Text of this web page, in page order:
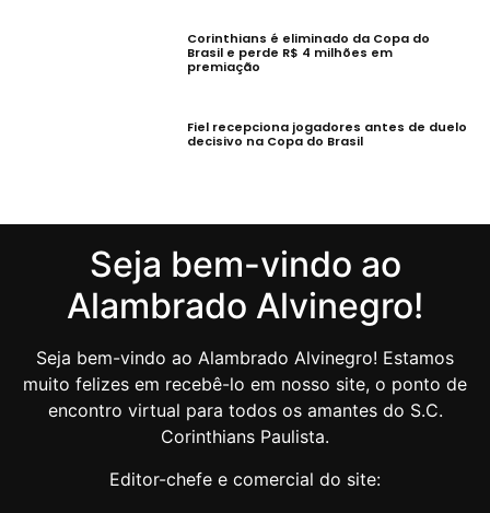
Corinthians é eliminado da Copa do
Brasil e perde R$ 4 milhões em
premiação
Fiel recepciona jogadores antes de duelo
decisivo na Copa do Brasil
Seja bem-vindo ao
Alambrado Alvinegro!
Seja bem-vindo ao Alambrado Alvinegro! Estamos
muito felizes em recebê-lo em nosso site, o ponto de
encontro virtual para todos os amantes do S.C.
Corinthians Paulista.
Editor-chefe e comercial do site: